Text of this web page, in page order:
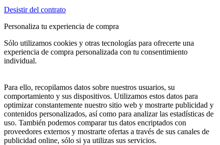
Desistir del contrato
Personaliza tu experiencia de compra
Sólo utilizamos cookies y otras tecnologías para ofrecerte una
experiencia de compra personalizada con tu consentimiento
individual.
Para ello, recopilamos datos sobre nuestros usuarios, su
comportamiento y sus dispositivos. Utilizamos estos datos para
optimizar constantemente nuestro sitio web y mostrarte publicidad y
contenidos personalizados, así como para analizar las estadísticas de
uso. También podemos comparar tus datos encriptados con
proveedores externos y mostrarte ofertas a través de sus canales de
publicidad online, sólo si ya utilizas sus servicios.